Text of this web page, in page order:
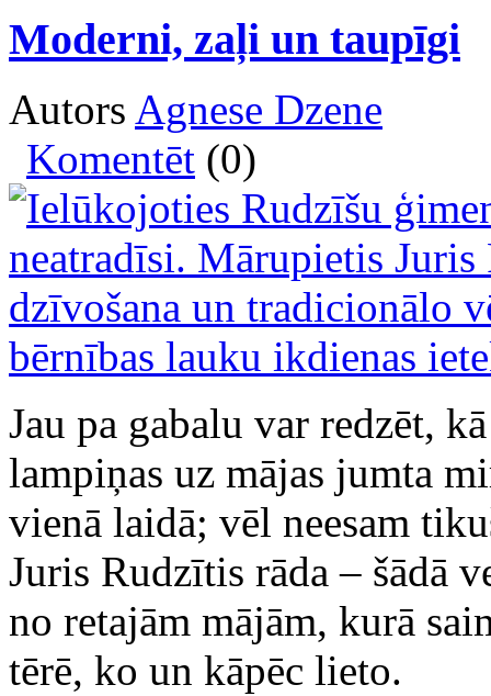
Moderni, zaļi un taupīgi
Autors Agnese Dzene
Komentēt (0)
Jau pa gabalu var redzēt,
lampiņas uz mājas jumta
vienā laidā; vēl neesam
Juris Rudzītis rāda – šādā
no retajām mājām, kurā
tērē, ko un kāpēc lieto.